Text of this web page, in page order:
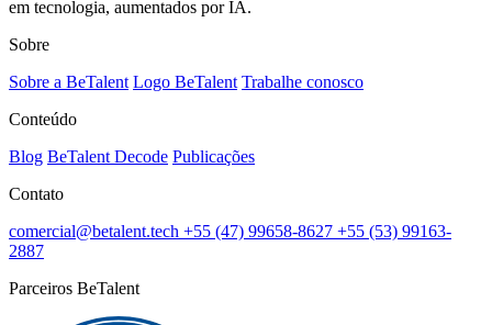
em tecnologia, aumentados por IA.
Sobre
Sobre a BeTalent Logo BeTalent Trabalhe conosco
Conteúdo
Blog BeTalent Decode Publicações
Contato
comercial@betalent.tech +55 (47) 99658-8627 +55 (53) 99163-
2887
Parceiros BeTalent